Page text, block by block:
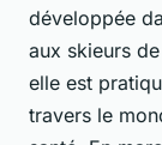
développée
aux skieurs
elle est
travers le